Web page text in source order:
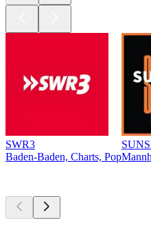
SWR3
Baden-Baden, Charts, Pop